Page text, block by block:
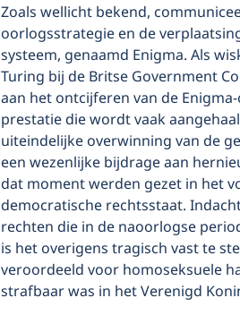
Zoals wellicht bekend,
oorlogsstrategie en de
systeem, genaamd Enigma. Als
Turing bij de Britse Government
aan het ontcijferen van de
prestatie die wordt vaak
uiteindelijke overwinning van de
een wezenlijke bijdrage aan
dat moment werden gezet in het
democratische rechtsstaat.
rechten die in de naoorlogse
is het overigens tragisch vast te
veroordeeld voor homoseksuele
strafbaar was in het Verenigd